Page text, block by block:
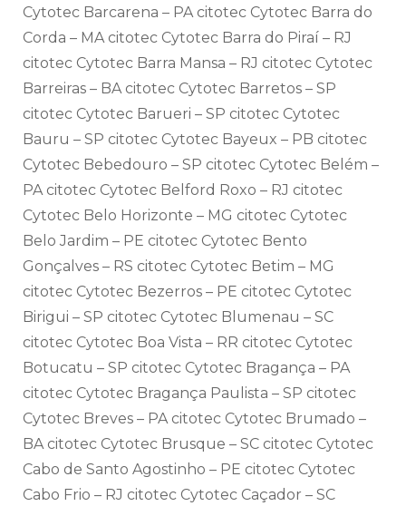
Cytotec Barcarena – PA citotec Cytotec Barra do
Corda – MA citotec Cytotec Barra do Piraí – RJ
citotec Cytotec Barra Mansa – RJ citotec Cytotec
Barreiras – BA citotec Cytotec Barretos – SP
citotec Cytotec Barueri – SP citotec Cytotec
Bauru – SP citotec Cytotec Bayeux – PB citotec
Cytotec Bebedouro – SP citotec Cytotec Belém –
PA citotec Cytotec Belford Roxo – RJ citotec
Cytotec Belo Horizonte – MG citotec Cytotec
Belo Jardim – PE citotec Cytotec Bento
Gonçalves – RS citotec Cytotec Betim – MG
citotec Cytotec Bezerros – PE citotec Cytotec
Birigui – SP citotec Cytotec Blumenau – SC
citotec Cytotec Boa Vista – RR citotec Cytotec
Botucatu – SP citotec Cytotec Bragança – PA
citotec Cytotec Bragança Paulista – SP citotec
Cytotec Breves – PA citotec Cytotec Brumado –
BA citotec Cytotec Brusque – SC citotec Cytotec
Cabo de Santo Agostinho – PE citotec Cytotec
Cabo Frio – RJ citotec Cytotec Caçador – SC